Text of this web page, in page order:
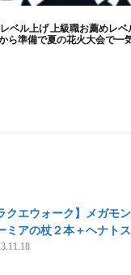
クエウォーク】メガモ
ミアの杖２本＋ヘナト